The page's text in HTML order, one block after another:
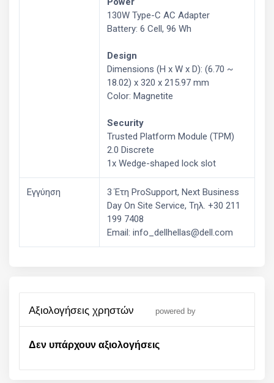
130W Type-C AC Adapter
Battery: 6 Cell, 96 Wh
Design
Dimensions (H x W x D): (6.70 ~
18.02) x 320 x 215.97 mm
Color: Magnetite
Security
Trusted Platform Module (TPM)
2.0 Discrete
1x Wedge-shaped lock slot
Εγγύηση
3 Έτη ProSupport, Next Business
Day On Site Service, Τηλ. +30 211
199 7408
Email: info_dellhellas@dell.com
αξιολογήσεις χρηστών powered by
Δεν υπάρχουν αξιολογήσεις